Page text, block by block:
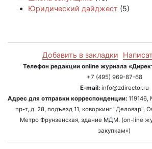
Юридический дайджест (5)
Добавить в закладки
Телефон редакции online журнала
+7 (495) 969-87-68
E-mail:info@zdirector.ru
Адрес для отправки корреспонденции:
пр-т, д. 28, подъезд 11, коворкинг "Деловар",
Метро Фрунзенская, здание МДМ. (on-line
закупкам»)